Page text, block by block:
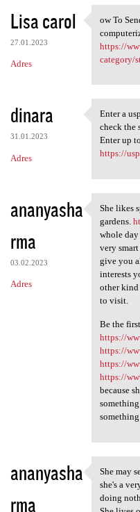
Lisa carol
27.01.2023
Adres
ow To
ow To
https://
category/
dinara
31.01.2023
Adres
Enter a
Enter a
check the
Enter up
https://
ananyasha
rma
03.02.2023
Adres
She
She likes
gardens.
whole
very
give you
interests
other kind
to visit.
Be the
https://
https://
https://
https://
because
ananyasha
rma
She may
She may
she's a
doing